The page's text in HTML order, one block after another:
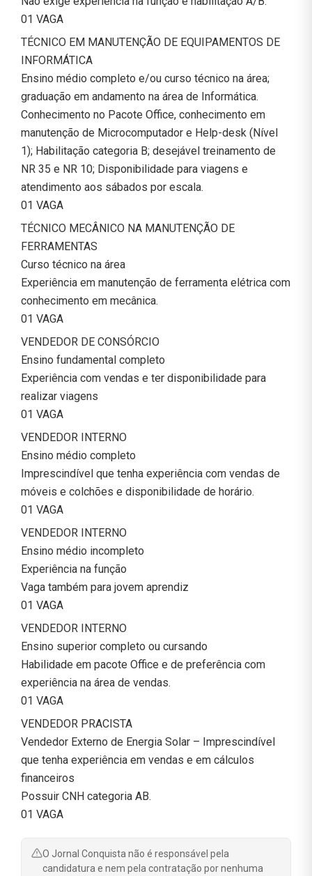
01 VAGA
TÉCNICO EM MANUTENÇÃO DE EQUIPAMENTOS DE
INFORMÁTICA
Ensino médio completo e/ou curso técnico na área;
graduação em andamento na área de Informática.
Conhecimento no Pacote Office, conhecimento em
manutenção de Microcomputador e Help-desk (Nível
1); Habilitação categoria B; desejável treinamento de
NR 35 e NR 10; Disponibilidade para viagens e
atendimento aos sábados por escala.
01 VAGA
TÉCNICO MECÂNICO NA MANUTENÇÃO DE
FERRAMENTAS
Curso técnico na área
Experiência em manutenção de ferramenta elétrica com
conhecimento em mecânica.
01 VAGA
VENDEDOR DE CONSÓRCIO
Ensino fundamental completo
Experiência com vendas e ter disponibilidade para
realizar viagens
01 VAGA
VENDEDOR INTERNO
Ensino médio completo
Imprescindível que tenha experiência com vendas de
móveis e colchões e disponibilidade de horário.
01 VAGA
VENDEDOR INTERNO
Ensino médio incompleto
Experiência na função
Vaga também para jovem aprendiz
01 VAGA
VENDEDOR INTERNO
Ensino superior completo ou cursando
Habilidade em pacote Office e de preferência com
experiência na área de vendas.
01 VAGA
VENDEDOR PRACISTA
Vendedor Externo de Energia Solar – Imprescindível
que tenha experiência em vendas e em cálculos
financeiros
Possuir CNH categoria AB.
01 VAGA
O Jornal Conquista não é responsável pela
candidatura e nem pela contratação por nenhuma